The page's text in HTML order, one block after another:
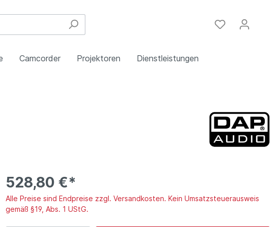
Camcorder Projektoren Dienstleistungen
528,80 €*
Alle Preise sind Endpreise zzgl. Versandkosten. Kein Umsatzsteuerausweis
gemäß §19, Abs. 1 UStG.